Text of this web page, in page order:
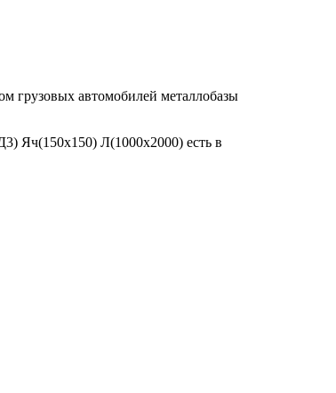
грузовых автомобилей металлобазы
Яч(150х150) Л(1000х2000) есть в